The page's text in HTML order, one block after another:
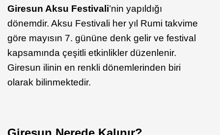
Giresun Aksu Festivali’nin yapıldığı
dönemdir. Aksu Festivali her yıl Rumi takvime
göre mayısın 7. gününe denk gelir ve festival
kapsamında çeşitli etkinlikler düzenlenir.
Giresun ilinin en renkli dönemlerinden biri
olarak bilinmektedir.